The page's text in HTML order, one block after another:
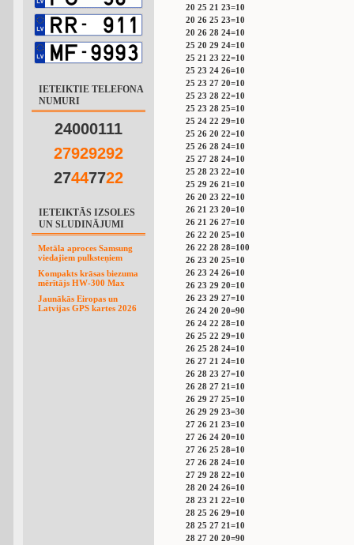
IETEIKTIE TELEFONA
NUMURI
24000111
27929292
27447722
IETEIKTĀS IZSOLES
UN SLUDINĀJUMI
Metāla aproces Samsung
viedajiem pulksteņiem
Kompakts krāsas biezuma
mērītājs HW-300 Max
Jaunākās Eiropas un
Latvijas GPS kartes 2026
20 25 21 23=10
20 26 25 23=10
20 26 28 24=10
25 20 29 24=10
25 21 23 22=10
25 23 24 26=10
25 23 27 20=10
25 23 28 22=10
25 23 28 25=10
25 24 22 29=10
25 26 20 22=10
25 26 28 24=10
25 27 28 24=10
25 28 23 22=10
25 29 26 21=10
26 20 23 22=10
26 21 23 20=10
26 21 26 27=10
26 22 20 25=10
26 22 28 28=100
26 23 20 25=10
26 23 24 26=10
26 23 29 20=10
26 23 29 27=10
26 24 20 20=90
26 24 22 28=10
26 25 22 29=10
26 25 28 24=10
26 27 21 24=10
26 28 23 27=10
26 28 27 21=10
26 29 27 25=10
26 29 29 23=30
27 26 21 23=10
27 26 24 20=10
27 26 25 28=10
27 26 28 24=10
27 29 28 22=10
28 20 24 26=10
28 23 21 22=10
28 25 26 29=10
28 25 27 21=10
28 27 20 20=90